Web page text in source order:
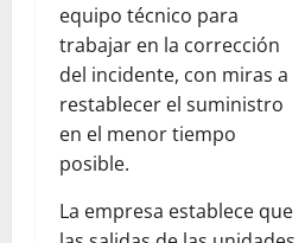
equipo técnico para
trabajar en la corrección
del incidente, con miras a
restablecer el suministro
en el menor tiempo
posible.
La empresa establece que